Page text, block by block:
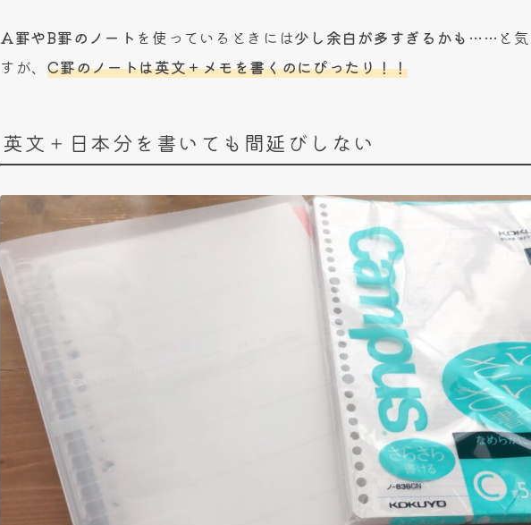
A罫やB罫のノート を使っているときには少し余白が多すぎるかも…… と
すが、C罫のノートは英文＋メモを書くのにぴったり！！
英文＋日本分を書いても間延びしない